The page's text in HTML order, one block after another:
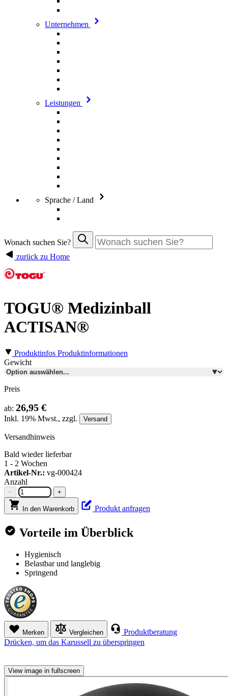
Unternehmen
Leistungen
Sprache / Land
Wonach suchen Sie?
zurück zu Home
TOGU® Medizinball
ACTISAN®
Produktinfos Produktinformationen
Gewicht
Preis
ab: 26,95 €
Inkl. 19% Mwst., zzgl. Versand
Versandhinweis
Bald wieder lieferbar
1 - 2 Wochen
Artikel-Nr.: vg-000424
Anzahl
− +
In den Warenkorb Produkt anfragen
Vorteile im Überblick
Hygienisch
Belastbar und langlebig
Springend
Merken Vergleichen
Produktberatung
Drücken, um das Karussell zu überspringen
View image in fullscreen